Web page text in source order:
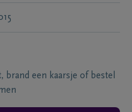
brand een kaarsje of bestel